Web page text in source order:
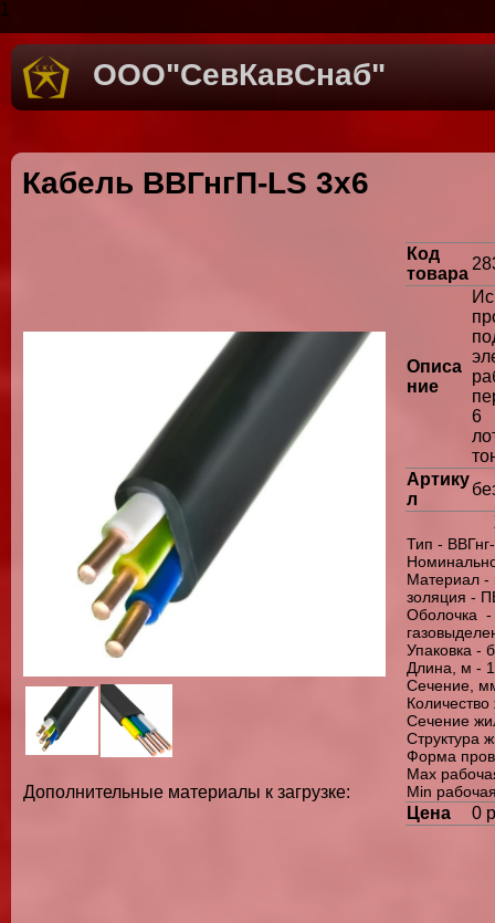
1
ООО"СевКавСнаб"
Кабель ВВГнгП-LS 3х6
Дополнительные материалы к загрузке:
Код
товара
Описа
ние
6
Артику
л
Тип -
Материал -
золяция -
Оболочка
Упаковка -
Длина, м -
Сечение,
Сечение
Структура
Форма
Max
Min
Цена 0